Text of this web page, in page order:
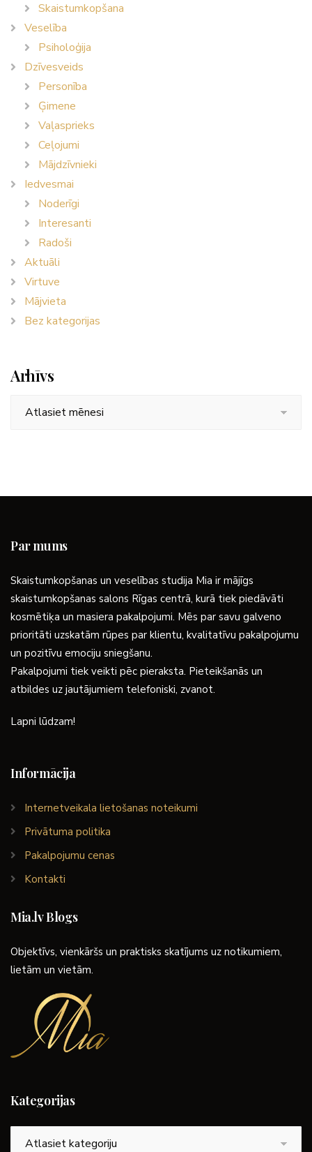
Skaistumkopšana
Veselība
Psiholoģija
Dzīvesveids
Personība
Ģimene
Vaļasprieks
Ceļojumi
Mājdzīvnieki
Iedvesmai
Noderīgi
Interesanti
Radoši
Aktuāli
Virtuve
Mājvieta
Bez kategorijas
Arhīvs
Par mums
Skaistumkopšanas un veselības studija Mia ir mājīgs
skaistumkopšanas salons Rīgas centrā, kurā tiek piedāvāti
kosmētiķa un masiera pakalpojumi. Mēs par savu galveno
prioritāti uzskatām rūpes par klientu, kvalitatīvu pakalpojumu
un pozitīvu emociju sniegšanu.
Pakalpojumi tiek veikti pēc pieraksta. Pieteikšanās un
atbildes uz jautājumiem telefoniski, zvanot.
Lapni lūdzam!
Informācija
Internetveikala lietošanas noteikumi
Privātuma politika
Pakalpojumu cenas
Kontakti
Mia.lv Blogs
Objektīvs, vienkāršs un praktisks skatījums uz notikumiem,
lietām un vietām.
Kategorijas